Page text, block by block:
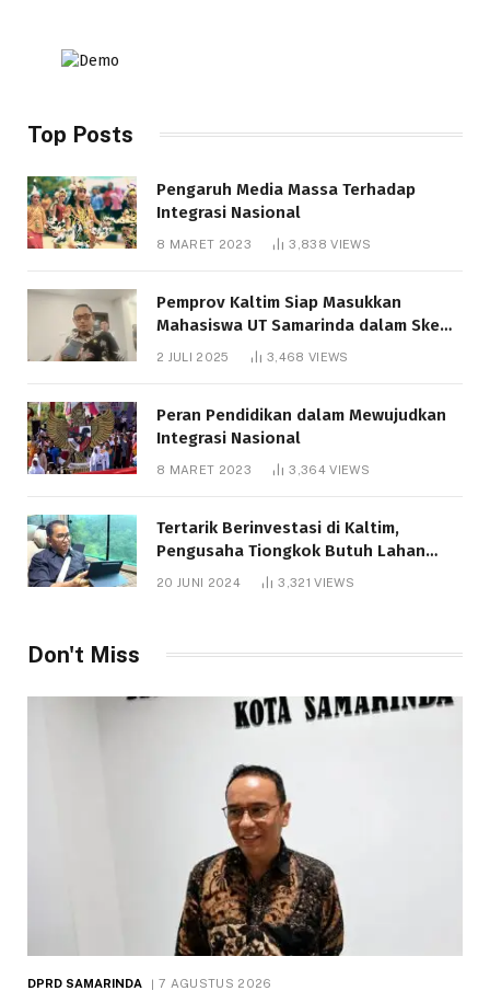
Top Posts
Pengaruh Media Massa Terhadap
Integrasi Nasional
8 MARET 2023 3,838VIEWS
Pemprov Kaltim Siap Masukkan
Mahasiswa UT Samarinda dalam Skema
Bantuan Pendidikan Gratispol
2 JULI 2025 3,468 VIEWS
Peran Pendidikan dalam Mewujudkan
Integrasi Nasional
8 MARET 2023 3,364VIEWS
Tertarik Berinvestasi di Kaltim,
Pengusaha Tiongkok Butuh Lahan
1.000 Hektare
20 JUNI 2024 3,321VIEWS
Don't Miss
DPRD SAMARINDA 7 AGUSTUS 2026